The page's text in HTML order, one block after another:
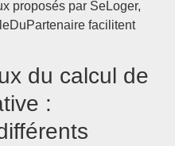
proposés par SeLoger,
facilitent
du calcul de
: